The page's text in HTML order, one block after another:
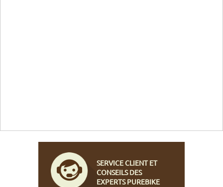
SERVICE CLIENT ET
CONSEILS DES
EXPERTS PUREBIKE